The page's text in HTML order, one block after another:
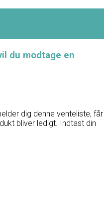
du modtage en
dig denne venteliste, får
bliver ledigt. Indtast din